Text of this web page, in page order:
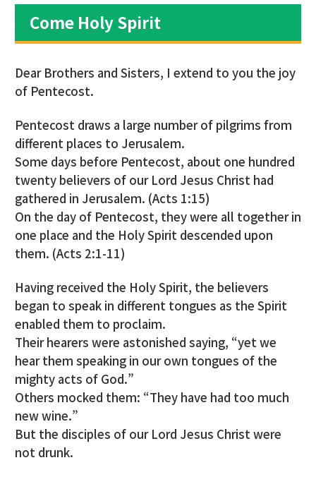
Come Holy Spirit
Dear Brothers and Sisters, I extend to you the joy
of Pentecost.
Pentecost draws a large number of pilgrims from
different places to Jerusalem.
Some days before Pentecost, about one hundred
twenty believers of our Lord Jesus Christ had
gathered in Jerusalem. (Acts 1:15)
On the day of Pentecost, they were all together in
one place and the Holy Spirit descended upon
them. (Acts 2:1-11)
Having received the Holy Spirit, the believers
began to speak in different tongues as the Spirit
enabled them to proclaim.
Their hearers were astonished saying, “yet we
hear them speaking in our own tongues of the
mighty acts of God.”
Others mocked them: “They have had too much
new wine.”
But the disciples of our Lord Jesus Christ were
not drunk.